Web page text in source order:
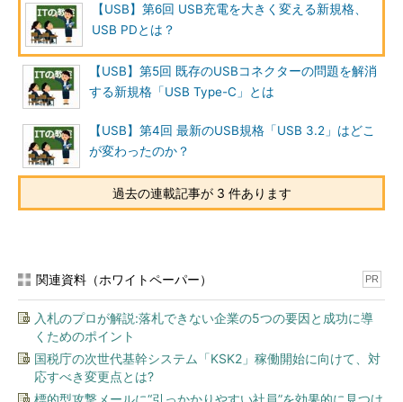
ごとの多数のプラグを切り替えるようなものだった。
現状、USB Type-CでUSB PDをサポートするためには、追加
の半導体デバイスなどが必須となるため、PCなどでは必ずしも
全てのUSB Type-CポートでUSB PDがサポートされているわけ
ではない。
なお、USB PDをサポートしたポートやプラグには、「
知っているようで知らないUSB
するシンボルを付けることができるが、現状、USB PDのシンボ
ルはほとんど見掛けない。
ここから、USB PDについて解説を行っていこう。ベースにし
ているのは、最新の仕様書「USB Power Delivery Revision 3.0
Ver.1.2」である。仕様書（英語）は、USB ORGのWebサイトか
ら入手可能である。
USB Power Delivery
【USB】第6回 USB充電を大きく変える新規格、
USB PDとは？
【USB】第5回 既存のUSBコネクターの問題を解消
する新規格「USB Type-C」とは
【USB】第4回 最新のUSB規格「USB 3.2」はどこ
が変わったのか？
過去の連載記事が 3 件あります
関連資料（ホワイトペーパー） PR
入札のプロが解説:落札できない企業の5つの要因と成功に導
くためのポイント
国税庁の次世代基幹システム「KSK2」稼働開始に向けて、対
応すべき変更点とは?
標的型攻撃メールに“引っかかりやすい社員”を効果的に見つけ